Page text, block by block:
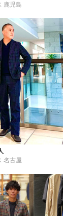
鹿児島
名古屋